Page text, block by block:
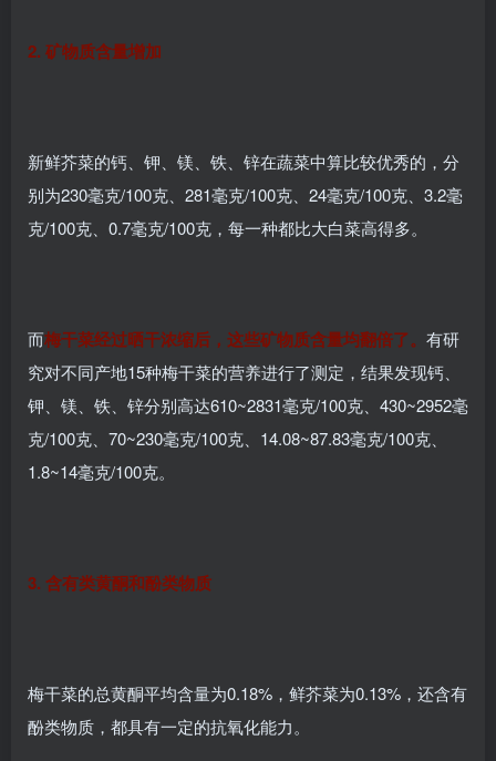
2. 矿物质含量增加
新鲜芥菜的钙、钾、镁、铁、锌在蔬菜中算比较优秀的，分
别为230毫克/100克、281毫克/100克、24毫克/100克、3.2毫
克/100克、0.7毫克/100克，每一种都比大白菜高得多。
而梅干菜经过晒干浓缩后，这些矿物质含量均翻倍了。 有研
究对不同产地15种梅干菜的营养进行了测定，结果发现钙、
钾、镁、铁、锌分别高达610~2831毫克/100克、430~2952毫
克/100克、70~230毫克/100克、14.08~87.83毫克/100克、
1.8~14毫克/100克。
3. 含有类黄酮和酚类物质
梅干菜的总黄酮平均含量为0.18%，鲜芥菜为0.13%，还含有
酚类物质，都具有一定的抗氧化能力。